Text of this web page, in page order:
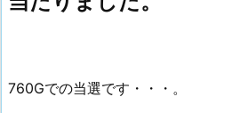
760Gでの当選です・・・。